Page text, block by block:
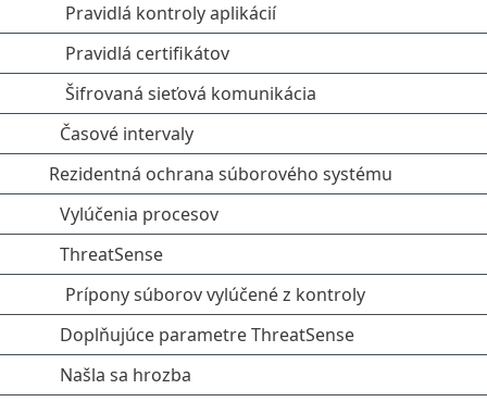
Pravidlá kontroly aplikácií
Pravidlá certifikátov
Šifrovaná sieťová komunikácia
Časové intervaly
Rezidentná ochrana súborového systému
Vylúčenia procesov
ThreatSense
Prípony súborov vylúčené z kontroly
Doplňujúce parametre ThreatSense
Našla sa hrozba